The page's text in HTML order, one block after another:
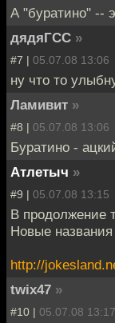
А "буратино" --
дядяГСС »
#7 | 05.07.08 13:06
ну что то
Ламивит »
#8 | 05.07.08 13:06
Буратино -
Атлетыч »
#9 | 05.07.08 13:15
В продолжение
Новые
http://
twix47 »
#10 | 05.07.08 13:17